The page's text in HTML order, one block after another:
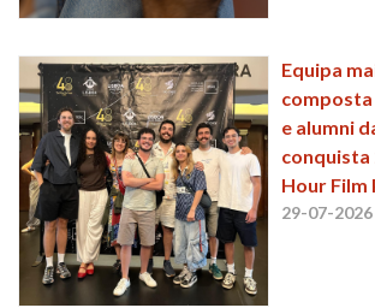
Equipa
e alumni
conquista
Hour Film
29-07-2026